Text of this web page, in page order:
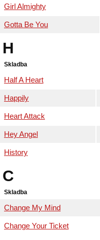
Girl Almighty
Gotta Be You
H
Skladba
Half A Heart
Happily
Heart Attack
Hey Angel
History
C
Skladba
Change My Mind
Change Your Ticket